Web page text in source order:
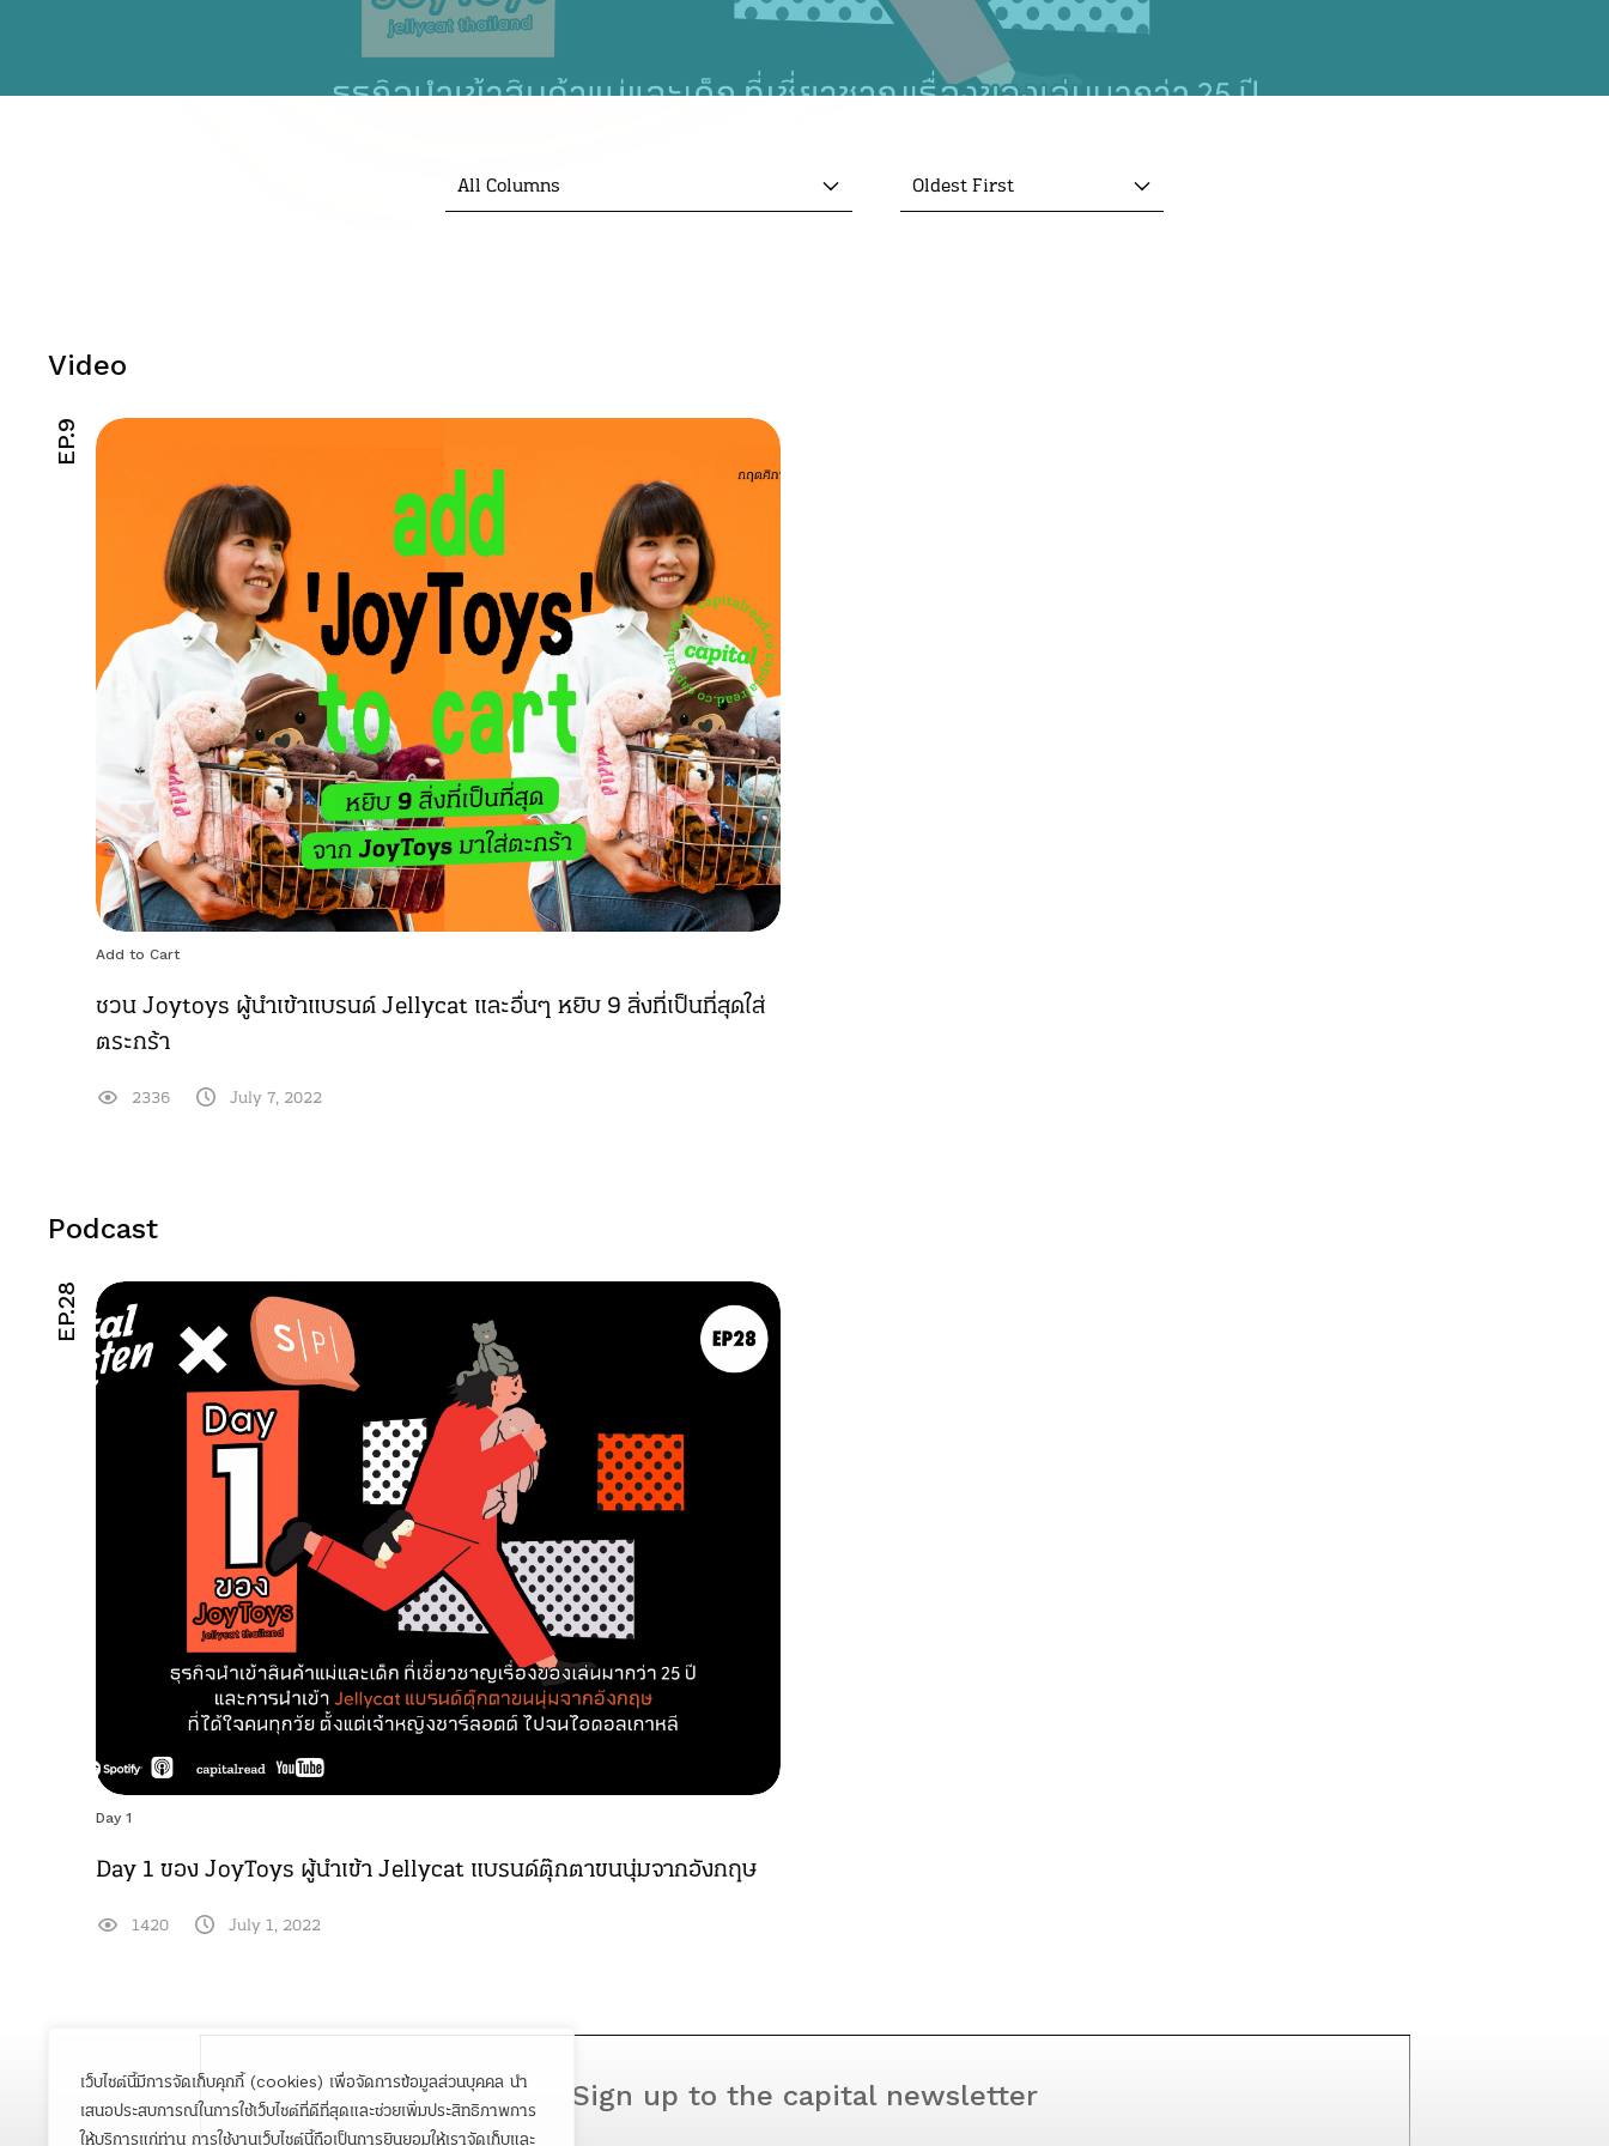
เว็บไซต์นี้มีการจัดเก็บคุกกี้ (cookies) เพื่อจัดการข้อมูลส่วนบุคคล นำ
เสนอประสบการณ์ในการใช้เว็บไซต์ที่ดีที่สุดและช่วยเพิ่มประสิทธิภาพการ
ให้บริการแก่ท่าน การใช้งานเว็บไซต์นี้ถือเป็นการยินยอมให้เราจัดเก็บและ
All Columns Oldest First
Video
Add to Cart
ชวน Joytoys ผู้นำเข้าแบรนด์ Jellycat และอื่นๆ หยิบ 9 สิ่งที่เป็นที่สุดใส่
ตระกร้า
EP.9
2336 July 7, 2022
Podcast
Day 1
Day 1 ของ JoyToys ผู้นำเข้า Jellycat แบรนด์ตุ๊กตาขนนุ่มจากอังกฤษ
EP.28
1420 July 1, 2022
Sign up to the capital newsletter